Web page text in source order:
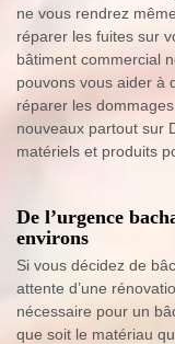
ne vous rendrez
réparer les fuites sur
bâtiment commercial
pouvons vous aider à
réparer les
nouveaux partout sur
matériels et produits
De l’urgence
environs
Si vous décidez de
attente d’une
nécessaire pour un
que soit le matériau